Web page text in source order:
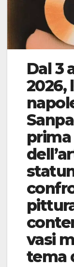
Dal 3
2026,
vasi
tema